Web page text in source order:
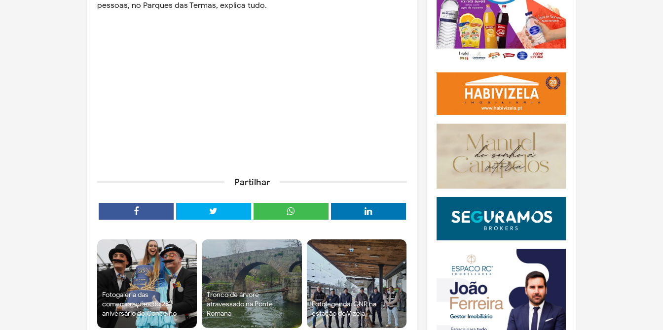
pessoas, no Parques das Termas, explica tudo.
Partilhar
Fotogaleria das
comemorações do 28⁰
aniversário do Concelho
Tronco de árvore
atravessado na Ponte
Romana
Fotolegenda: GNR na
estação de Vizela